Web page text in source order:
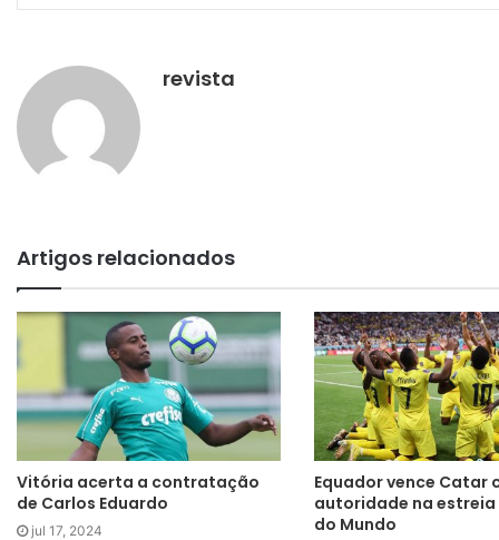
revista
Artigos relacionados
Vitória acerta a contratação
de Carlos Eduardo
jul 17, 2024
Equador vence Catar
autoridade na estreia
do Mundo